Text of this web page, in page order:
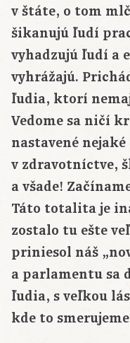
v štáte, o tom
šikanujú ľudí
vyhadzujú ľudí a
vyhrážajú.
ľudia, ktorí
Vedome sa ničí
nastavené
v zdravotníctve,
a všade!
Táto totalita je
zostalo tu ešte
priniesol náš
a parlamentu sa
ľudia, s veľkou
kde to